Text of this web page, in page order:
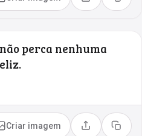
perca nenhuma
Criar imagem Compartilhar
Copiar